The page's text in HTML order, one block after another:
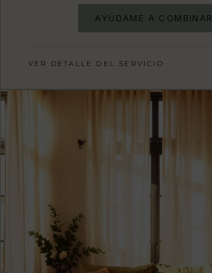
AYÚDAME A COMBINAR
VER DETALLE DEL SERVICIO